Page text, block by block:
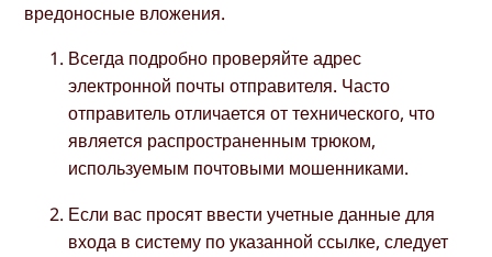
вредоносные вложения.
Всегда подробно проверяйте адрес
электронной почты отправителя. Часто
отправитель отличается от технического, что
является распространенным трюком,
используемым почтовыми мошенниками.
Если вас просят ввести учетные данные для
входа в систему по указанной ссылке, следует